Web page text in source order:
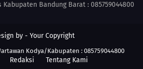
Kabupaten Bandung Barat : 085759044800
by - Your Copyright
Kodya/Kabupaten : 085759044800
Redaksi Tentang Kami